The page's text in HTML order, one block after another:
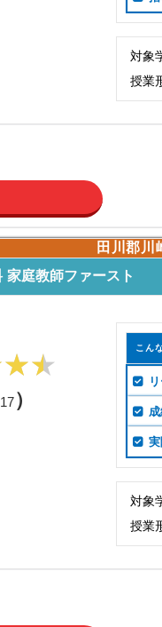
対象
授業
田川郡川
庭教師ファースト
）
こん
対象
授業